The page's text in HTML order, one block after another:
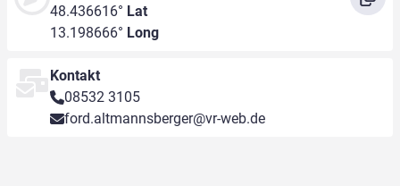
48.436616° Lat
13.198666° Long
Kontakt
08532 3105
ford.altmannsberger@vr-web.de